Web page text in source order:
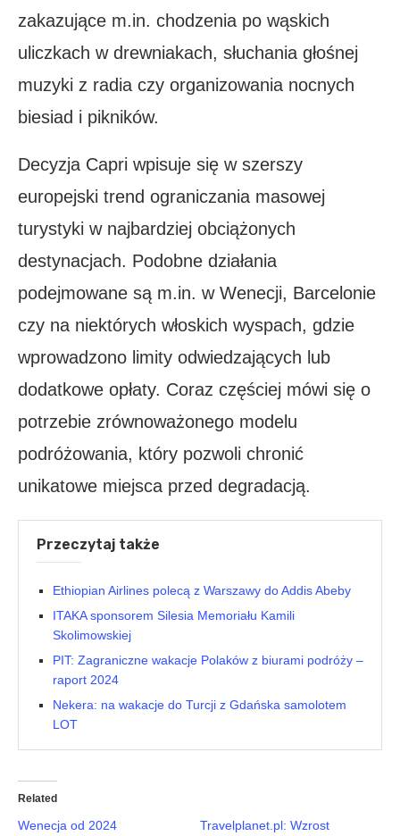
zakazujące m.in. chodzenia po wąskich
uliczkach w drewniakach, słuchania głośnej
muzyki z radia czy organizowania nocnych
biesiad i pikników.
Decyzja Capri wpisuje się w szerszy
europejski trend ograniczania masowej
turystyki w najbardziej obciążonych
destynacjach. Podobne działania
podejmowane są m.in. w Wenecji, Barcelonie
czy na niektórych włoskich wyspach, gdzie
wprowadzono limity odwiedzających lub
dodatkowe opłaty. Coraz częściej mówi się o
potrzebie zrównoważonego modelu
podróżowania, który pozwoli chronić
unikatowe miejsca przed degradacją.
Przeczytaj także
Ethiopian Airlines polecą z Warszawy do Addis Abeby
ITAKA sponsorem Silesia Memoriału Kamili
Skolimowskiej
PIT: Zagraniczne wakacje Polaków z biurami podróży –
raport 2024
Nekera: na wakacje do Turcji z Gdańska samolotem
LOT
Related
Wenecja od 2024 Travelplanet.pl: Wzrost